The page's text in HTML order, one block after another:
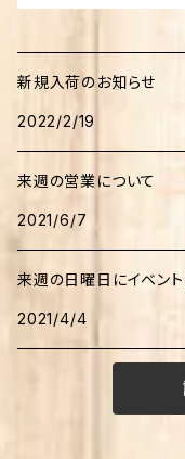
新規入荷のお知らせ
2022/2/19
来週の営業について
2021/6/7
来週の日曜日にイベント
2021/4/4